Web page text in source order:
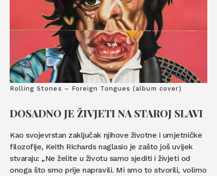
Rolling Stones – Foreign Tongues (album cover)
DOSADNO JE ŽIVJETI NA STAROJ SLAVI
Kao svojevrstan zaključak njihove životne i umjetničke
filozofije, Keith Richards naglasio je zašto još uvijek
stvaraju: „Ne želite u životu samo sjediti i živjeti od
onoga što smo prije napravili. Mi smo to stvorili, volimo